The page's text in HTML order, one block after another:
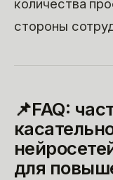
количества
стороны
📌FAQ:
для